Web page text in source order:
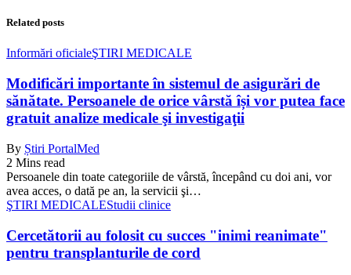
Related posts
Informări oficialeŞTIRI MEDICALE
Modificări importante în sistemul de asigurări de
sănătate. Persoanele de orice vârstă își vor putea face
gratuit analize medicale şi investigaţii
By Știri PortalMed
2 Mins read
Persoanele din toate categoriile de vârstă, începând cu doi ani, vor
avea acces, o dată pe an, la servicii şi…
ŞTIRI MEDICALEStudii clinice
Cercetătorii au folosit cu succes "inimi reanimate"
pentru transplanturile de cord